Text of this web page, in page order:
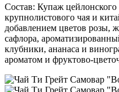
Состав: Купаж
крупнолистового чая и
добавлением цветов розы,
сафлора,
клубники, ананаса и
ароматом и фруктово-